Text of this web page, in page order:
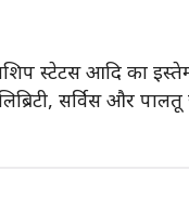
स्टेटस आदि का
सर्विस और